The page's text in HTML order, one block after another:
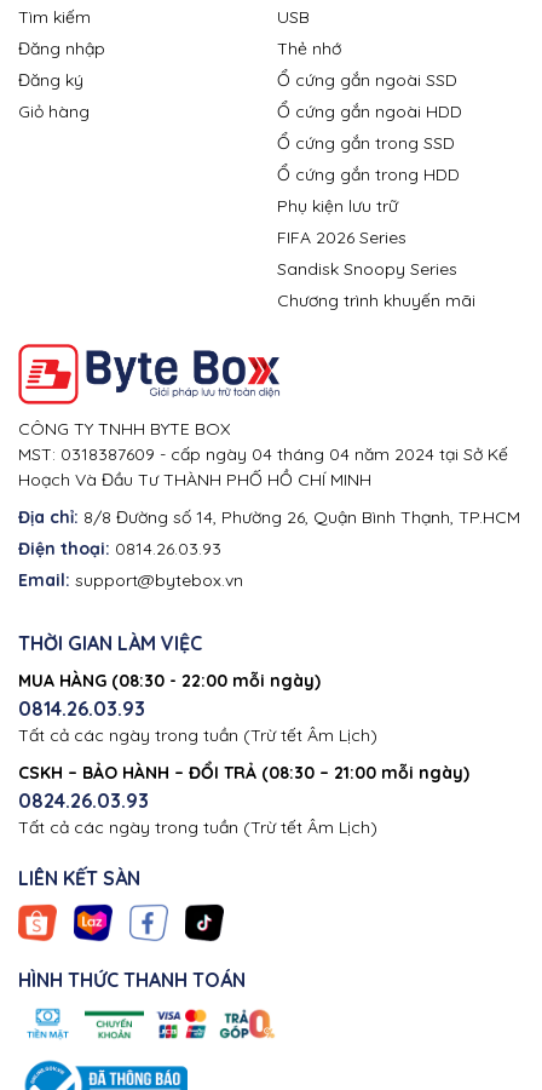
Tìm kiếm
Đăng nhập
Đăng ký
Giỏ hàng
USB
Thẻ nhớ
Ổ cứng gắn ngoài SSD
Ổ cứng gắn ngoài HDD
Ổ cứng gắn trong SSD
Ổ cứng gắn trong HDD
Phụ kiện lưu trữ
FIFA 2026 Series
Sandisk Snoopy Series
Chương trình khuyến mãi
CÔNG TY TNHH BYTE BOX
MST: 0318387609 - cấp ngày 04 tháng 04 năm 2024 tại Sở Kế
Hoạch Và Đầu Tư THÀNH PHỐ HỒ CHÍ MINH
Địa chỉ: 8/8 Đường số 14, Phường 26, Quận Bình Thạnh, TP.HCM
Điện thoại: 0814.26.03.93
Email: support@bytebox.vn
THỜI GIAN LÀM VIỆC
MUA HÀNG (08:30 - 22:00 mỗi ngày)
0814.26.03.93
Tất cả các ngày trong tuần (Trừ tết Âm Lịch)
CSKH – BẢO HÀNH – ĐỔI TRẢ (08:30 – 21:00 mỗi ngày)
0824.26.03.93
Tất cả các ngày trong tuần (Trừ tết Âm Lịch)
LIÊN KẾT SÀN
HÌNH THỨC THANH TOÁN